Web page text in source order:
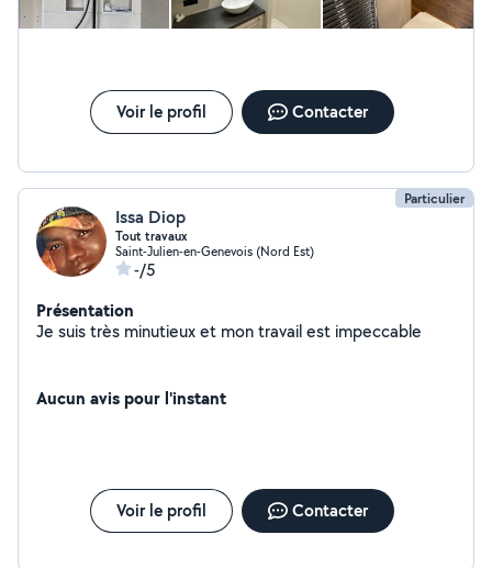
Voir le profil Contacter
Particulier
Issa Diop
Tout travaux
Saint-Julien-en-Genevois (Nord Est)
-/5
Présentation
Je suis très minutieux et mon travail est impeccable
Aucun avis pour l'instant
Voir le profil Contacter